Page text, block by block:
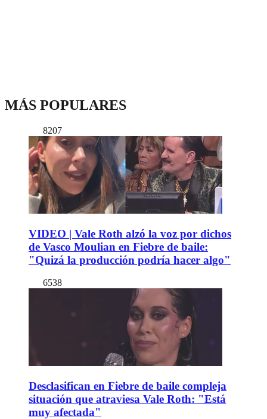
MÁS POPULARES
8207
VIDEO | Vale Roth alzó la voz por dichos
de Vasco Moulian en Fiebre de baile:
"Quizá la producción podría hacer algo"
6538
Desclasifican en Fiebre de baile compleja
situación que atraviesa Vale Roth: "Está
muy afectada"